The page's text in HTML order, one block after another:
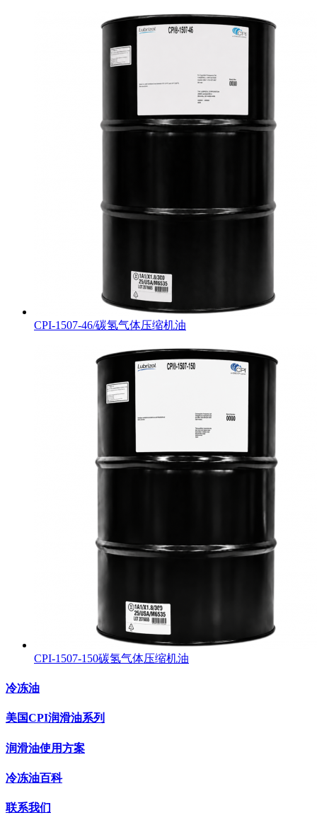
CPI-1507-46/碳氢气体压缩机油
CPI-1507-150碳氢气体压缩机油
冷冻油
美国CPI润滑油系列
润滑油使用方案
冷冻油百科
联系我们